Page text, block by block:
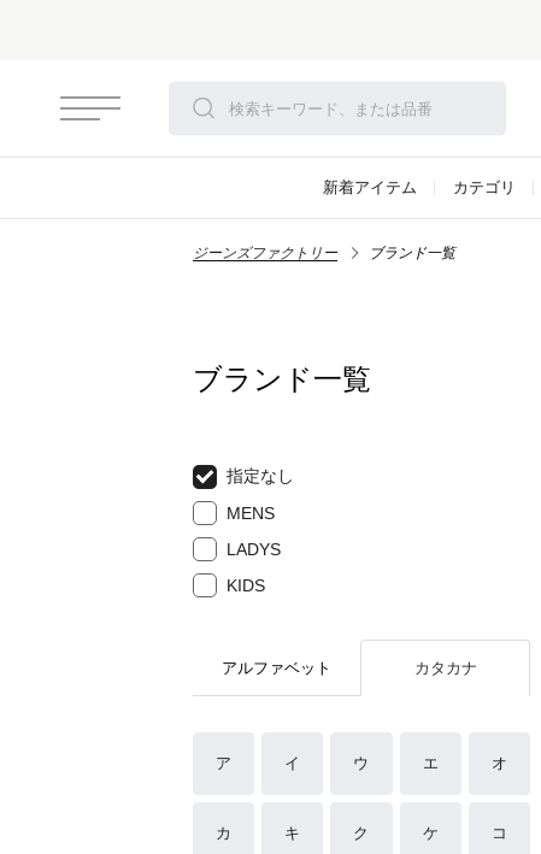
新着アイテム カテゴリ
ジーンズファクトリー ブランド一覧
ブランド一覧
指定なし
MENS
LADYS
KIDS
アルファベット カタカナ
ア イ ウ エ オ
カ キ ク ケ コ